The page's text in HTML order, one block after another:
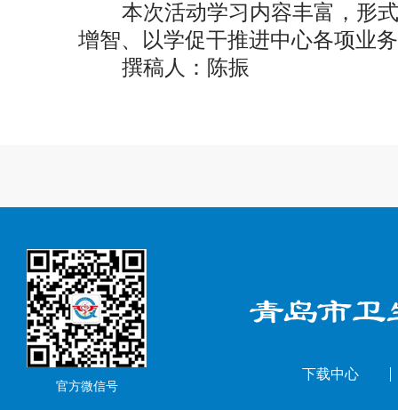
本次活动学习内容丰富，形
增智、以学促干推进中心各项业
撰稿人：陈振
官方微信号
下载中心